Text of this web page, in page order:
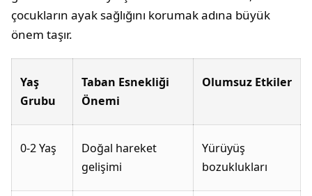
çocukların ayak sağlığını korumak adına büyük
önem taşır.
Yaş
Grubu
Taban Esnekliği
Önemi
Olumsuz Etkiler
0-2 Yaş
Doğal hareket
gelişimi
Yürüyüş
bozuklukları